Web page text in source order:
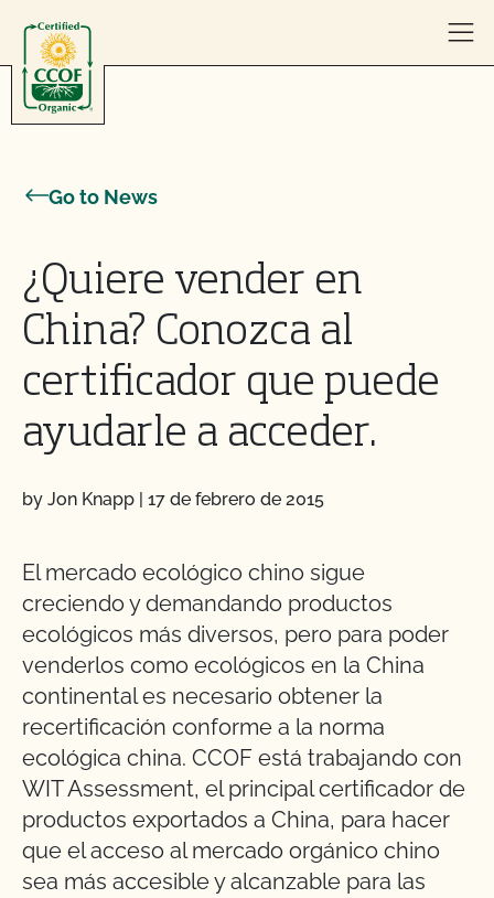
Go to News
¿Quiere vender en
China? Conozca al
certificador que puede
ayudarle a acceder.
by Jon Knapp | 17 de febrero de 2015
El mercado ecológico chino sigue
creciendo y demandando productos
ecológicos más diversos, pero para poder
venderlos como ecológicos en la China
continental es necesario obtener la
recertificación conforme a la norma
ecológica china. CCOF está trabajando con
WIT Assessment, el principal certificador de
productos exportados a China, para hacer
que el acceso al mercado orgánico chino
sea más accesible y alcanzable para las